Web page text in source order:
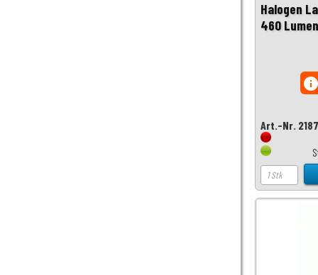
Halogen
460
Art.-Nr.